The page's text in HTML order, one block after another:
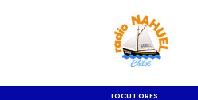
LOCUTORES